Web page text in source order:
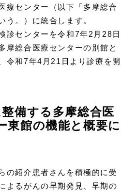
療センター（以下「多摩総合
う。）に統合します。
診センターを令和7年2月28日
摩総合医療センターの別館と
令和7年4月21日より診療を開
備する多摩総合医
東館の機能と概要に
の紹介患者さんを積極的に受
よるがんの早期発見、早期の